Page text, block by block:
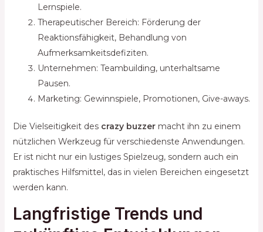
Lernspiele.
Therapeutischer Bereich: Förderung der
Reaktionsfähigkeit, Behandlung von
Aufmerksamkeitsdefiziten.
Unternehmen: Teambuilding, unterhaltsame
Pausen.
Marketing: Gewinnspiele, Promotionen, Give-aways.
Die Vielseitigkeit des crazy buzzermacht ihn zu einem
nützlichen Werkzeug für verschiedenste Anwendungen.
Er ist nicht nur ein lustiges Spielzeug, sondern auch ein
praktisches Hilfsmittel, das in vielen Bereichen eingesetzt
werden kann.
Langfristige Trends und